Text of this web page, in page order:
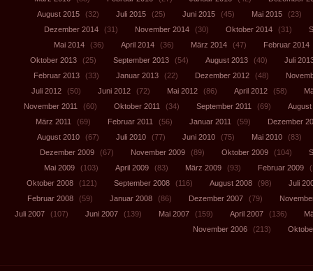
August 2015
(32) Juli 2015 (25) Juni 2015 (45) Mai 2015
(23)
Dezember 2014
(31) November 2014 (30) Oktober 2014 (31)
Mai 2014
(36) April 2014 (36) März 2014 (47) Februar 2014
Oktober 2013
(25) September 2013 (54) August 2013 (40)
Juli
Februar 2013
(33) Januar 2013 (22) Dezember 2012 (48)
Juli 2012
(50) Juni 2012 (72) Mai 2012 (86) April 2012 (58)
November 2011
(60) Oktober 2011 (34) September 2011 (69)
August
März 2011
(69) Februar 2011 (56) Januar 2011 (59)
Dezember
August 2010
(67) Juli 2010 (77) Juni 2010 (75) Mai 2010
(83)
Dezember 2009
(67) November 2009 (89) Oktober 2009 (104)
Mai 2009
(103) April 2009 (83) März 2009 (93) Februar 2009
Oktober 2008
(121) September 2008 (116) August 2008 (98)
Juli
Februar 2008
(59) Januar 2008 (86) Dezember 2007 (79)
Juli 2007
(107) Juni 2007 (139) Mai 2007 (159) April 2007 (136)
November 2006
(213)